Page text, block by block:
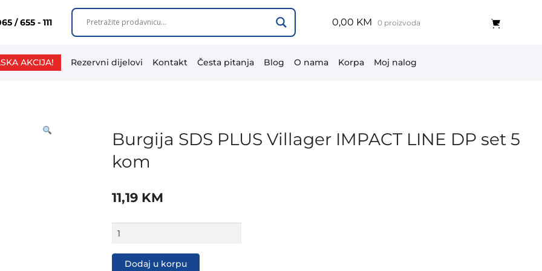
/ 655 - 111 0,00 KM 0 proizvoda
AKCIJA! Rezervni dijelovi Kontakt Česta pitanja Blog O nama Korpa Moj nalog
Burgija SDS PLUS Villager IMPACT LINE DP set 5
kom
11,19 KM
SDS
Villager
Dodaj u korpu